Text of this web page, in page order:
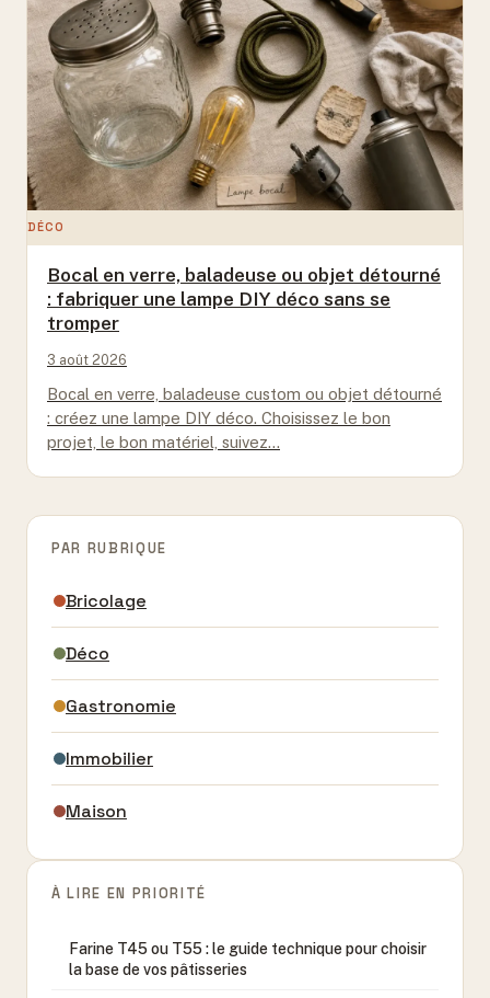
DÉCO
Bocal en verre, baladeuse ou objet détourné
: fabriquer une lampe DIY déco sans se
tromper
3 août 2026
Bocal en verre, baladeuse custom ou objet détourné
: créez une lampe DIY déco. Choisissez le bon
projet, le bon matériel, suivez…
PAR RUBRIQUE
Bricolage
Déco
Gastronomie
Immobilier
Maison
À LIRE EN PRIORITÉ
Farine T45 ou T55 : le guide technique pour choisir
la base de vos pâtisseries